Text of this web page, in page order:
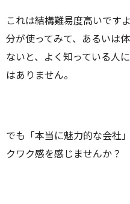
これは結構難易度高いです
分が使ってみて、あるいは
ないと、よく知っている人
はありません。
でも「本当に魅力的な会社
クワク感を感じませんか？